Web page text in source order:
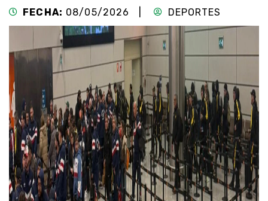
FECHA: 08/05/2026 | DEPORTES